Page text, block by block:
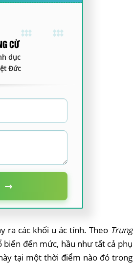
CỪ
dục
Đức
ra các khối u ác tính. Theo Trung
biến đến mức, hầu như tất cả phụ
tại một thời điểm nào đó trong